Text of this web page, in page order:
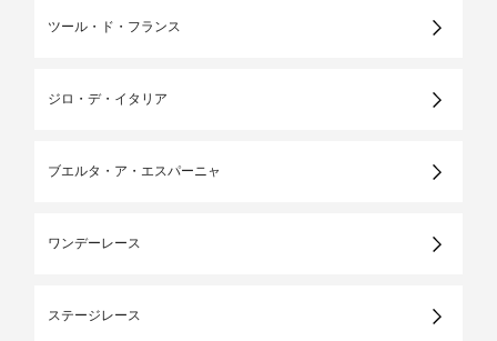
ツール・ド・フランス
ジロ・デ・イタリア
ブエルタ・ア・エスパーニャ
ワンデーレース
ステージレース